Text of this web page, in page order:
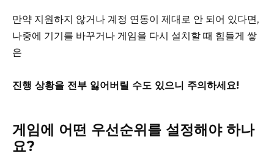
만약 지원하지 않거나 계정 연동이 제대로 안 되어 있다면,
나중에 기기를 바꾸거나 게임을 다시 설치할 때 힘들게 쌓
은
진행 상황을 전부 잃어버릴 수도 있으니 주의하세요!
게임에 어떤 우선순위를 설정해야 하나
요?